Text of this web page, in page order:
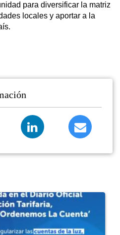
para diversificar la matriz
locales y aportar a la